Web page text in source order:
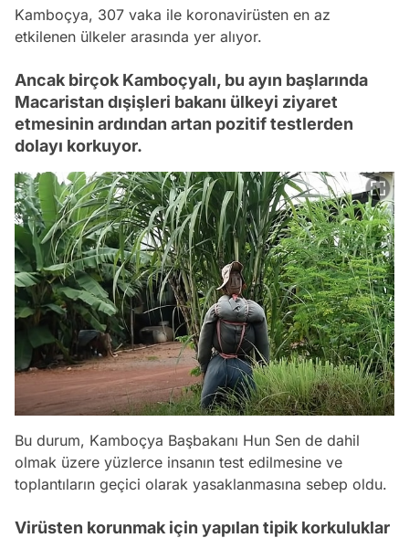
Kamboçya, 307 vaka ile koronavirüsten en az
etkilenen ülkeler arasında yer alıyor.
Ancak birçok Kamboçyalı, bu ayın başlarında
Macaristan dışişleri bakanı ülkeyi ziyaret
etmesinin ardından artan pozitif testlerden
dolayı korkuyor.
Bu durum, Kamboçya Başbakanı Hun Sen de dahil
olmak üzere yüzlerce insanın test edilmesine ve
toplantıların geçici olarak yasaklanmasına sebep oldu.
Virüsten korunmak için yapılan tipik korkuluklar